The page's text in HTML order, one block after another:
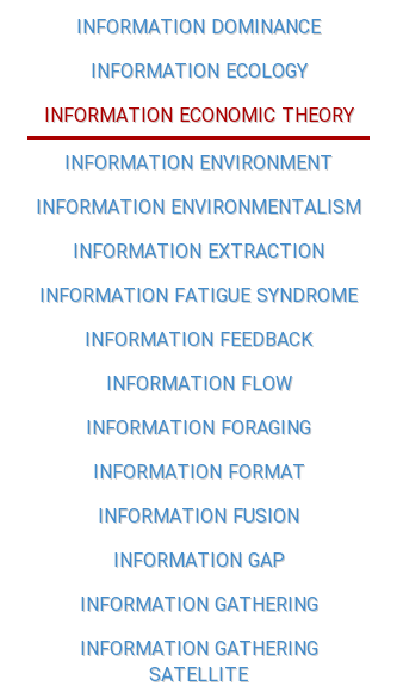
INFORMATION DOMINANCE
INFORMATION ECOLOGY
INFORMATION ECONOMIC THEORY
INFORMATION ENVIRONMENT
INFORMATION ENVIRONMENTALISM
INFORMATION EXTRACTION
INFORMATION FATIGUE SYNDROME
INFORMATION FEEDBACK
INFORMATION FLOW
INFORMATION FORAGING
INFORMATION FORMAT
INFORMATION FUSION
INFORMATION GAP
INFORMATION GATHERING
INFORMATION GATHERING
SATELLITE